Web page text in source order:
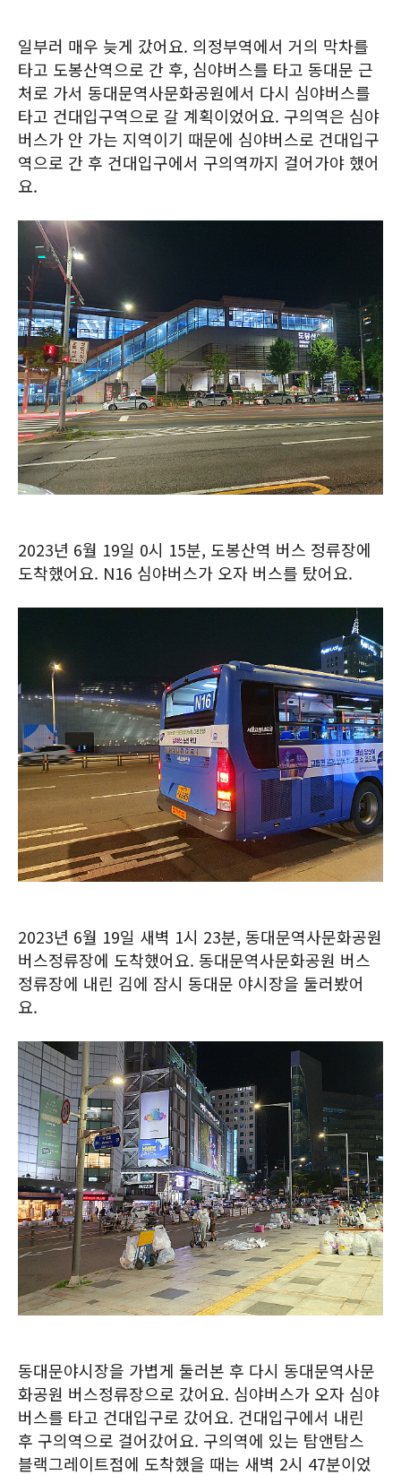
일부러 매우 늦게 갔어요. 의정부역에서 거의 막차를
타고 도봉산역으로 간 후, 심야버스를 타고 동대문 근
처로 가서 동대문역사문화공원에서 다시 심야버스를
타고 건대입구역으로 갈 계획이었어요. 구의역은 심야
버스가 안 가는 지역이기 때문에 심야버스로 건대입구
역으로 간 후 건대입구에서 구의역까지 걸어가야 했어
요.
2023년 6월 19일 0시 15분, 도봉산역 버스 정류장에
도착했어요. N16 심야버스가 오자 버스를 탔어요.
2023년 6월 19일 새벽 1시 23분, 동대문역사문화공원
버스정류장에 도착했어요. 동대문역사문화공원 버스
정류장에 내린 김에 잠시 동대문 야시장을 둘러봤어
요.
동대문야시장을 가볍게 둘러본 후 다시 동대문역사문
화공원 버스정류장으로 갔어요. 심야버스가 오자 심야
버스를 타고 건대입구로 갔어요. 건대입구에서 내린
후 구의역으로 걸어갔어요. 구의역에 있는 탐앤탐스
블랙그레이트점에 도착했을 때는 새벽 2시 47분이었